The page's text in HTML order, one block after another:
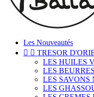
Les Nouveautés
  TRESOR
LES HUILES
LES BEURRES
LES SAVONS
LES